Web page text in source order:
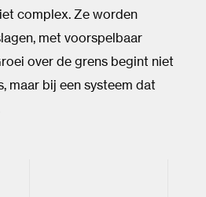
complex. Ze worden
met voorspelbaar
over de grens begint niet
maar bij een systeem dat